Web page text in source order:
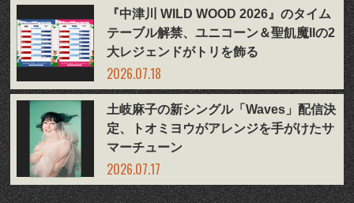
『中津川 WILD WOOD 2026』のタイム
テーブル解禁、ユニコーン＆聖飢魔IIの2
大レジェンドがトリを飾る
2026.07.18
土岐麻子の新シングル「Waves」配信決
定、トオミヨウがアレンジを手がけたサ
マーチューン
2026.07.17